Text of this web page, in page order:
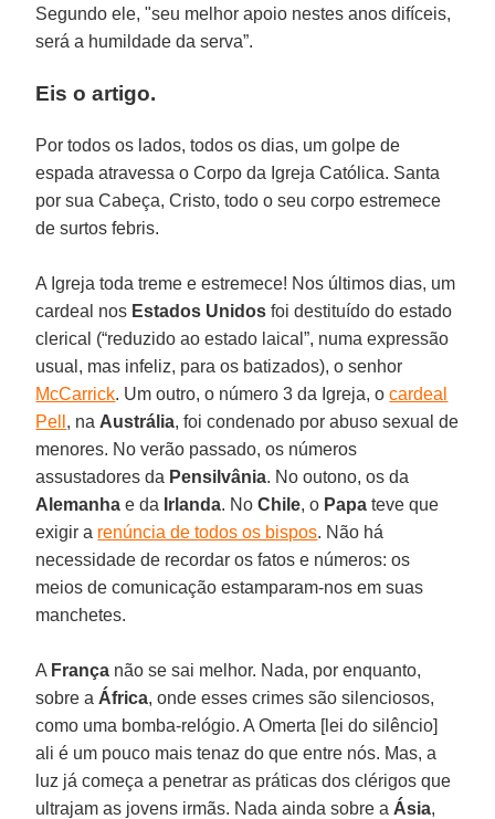
Segundo ele, "seu melhor apoio nestes anos difíceis,
será a humildade da serva”.
Eis o artigo.
Por todos os lados, todos os dias, um golpe de
espada atravessa o Corpo da Igreja Católica. Santa
por sua Cabeça, Cristo, todo o seu corpo estremece
de surtos febris.
A Igreja toda treme e estremece! Nos últimos dias, um
cardeal nos Estados Unidos foi destituído do estado
clerical (“reduzido ao estado laical”, numa expressão
usual, mas infeliz, para os batizados), o senhor
McCarrick. Um outro, o número 3 da Igreja, ocardeal
Pell , na Austrália, foi condenado por abuso sexual de
menores. No verão passado, os números
assustadores da Pensilvânia. No outono, os da
Alemanha e da Irlanda. NoChile, o Papa teve que
exigir a renúncia de todos os bispos. Não há
necessidade de recordar os fatos e números: os
meios de comunicação estamparam-nos em suas
manchetes.
A França não se sai melhor. Nada, por enquanto,
sobre a África, onde esses crimes são silenciosos,
como uma bomba-relógio. A Omerta [lei do silêncio]
ali é um pouco mais tenaz do que entre nós. Mas, a
luz já começa a penetrar as práticas dos clérigos que
ultrajam as jovens irmãs. Nada ainda sobre a Ásia,